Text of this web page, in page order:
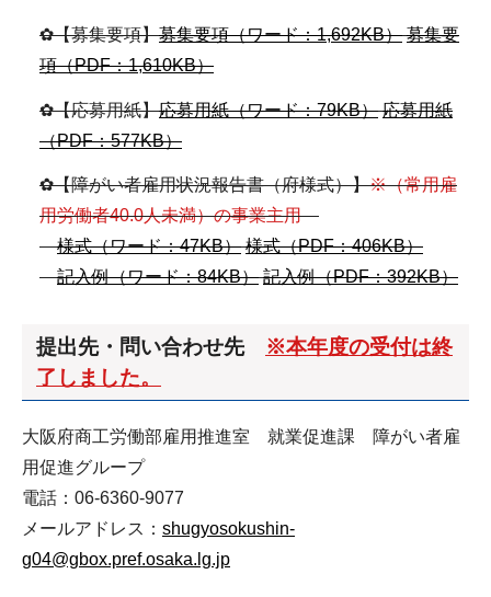
✿【募集要項】募集要項（ワード：1,692KB） 募集要
項（PDF：1,610KB）
✿【応募用紙】応募用紙（ワード：79KB） 応募用紙
（PDF：577KB）
✿【障がい者雇用状況報告書（府様式）】※（常用雇
用労働者40.0人未満）の事業主用
様式（ワード：47KB） 様式（PDF：406KB）
記入例（ワード：84KB） 記入例（PDF：392KB）
提出先・問い合わせ先 ※本年度の受付は終
了しました。
大阪府商工労働部雇用推進室 就業促進課 障がい者雇
用促進グループ
電話：06-6360-9077
メールアドレス： shugyosokushin-
g04@gbox.pref.osaka.lg.jp